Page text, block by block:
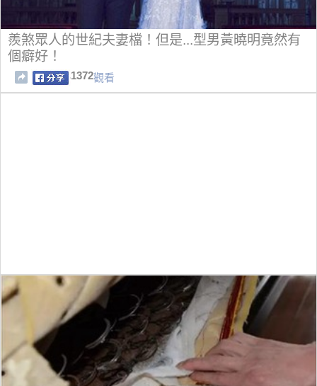
羨煞眾人的世紀夫妻檔！但是...型男黃曉明竟然有
個癖好！
1372觀看